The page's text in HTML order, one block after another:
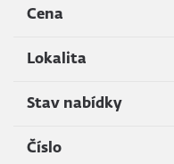
Cena
Lokalita
Stav nabídky
Číslo